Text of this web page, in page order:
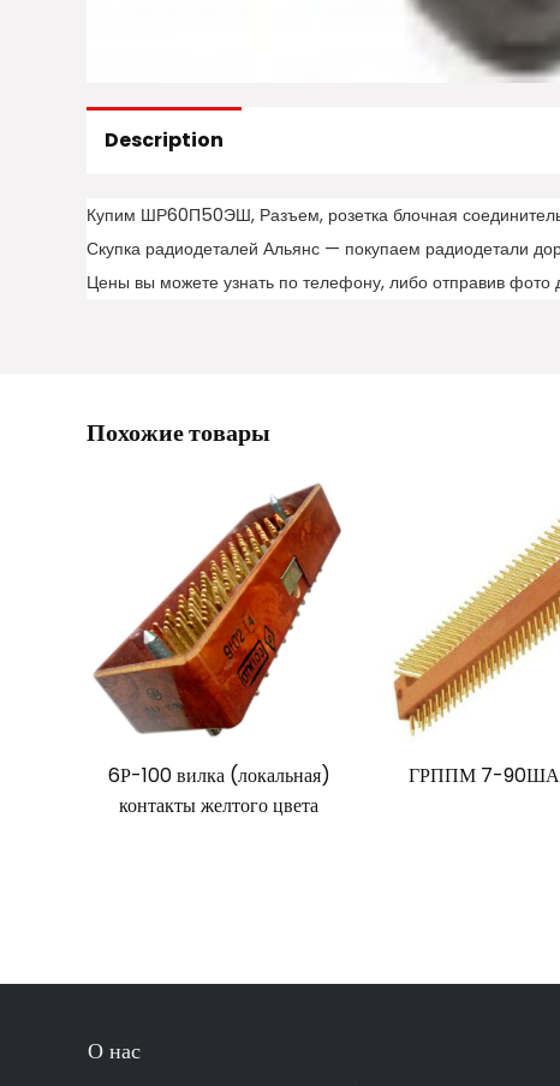
Description
Купим ШР60П50ЭШ, Разъем, розетка блочная
Скупка радиодеталей Альянс — покупаем радиодетали
Цены вы можете узнать по телефону, либо отправив
Похожие товары
6Р-100 вилка (локальная)
контакты желтого цвета
ГРППМ 7-90ША1
О нас